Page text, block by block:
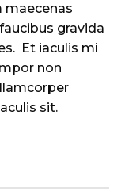
maecenas
gravida
Et iaculis mi
non
sit.